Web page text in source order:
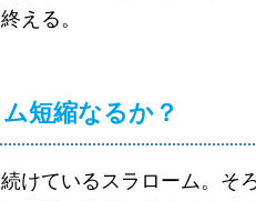
える。
短縮なるか？
けているスラローム。そ